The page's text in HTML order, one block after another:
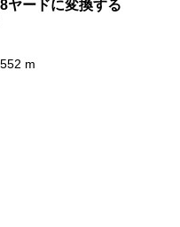
ヤードに変換する
m